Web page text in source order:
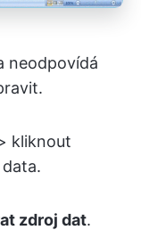
neodpovídá
kliknout
zdroj dat.